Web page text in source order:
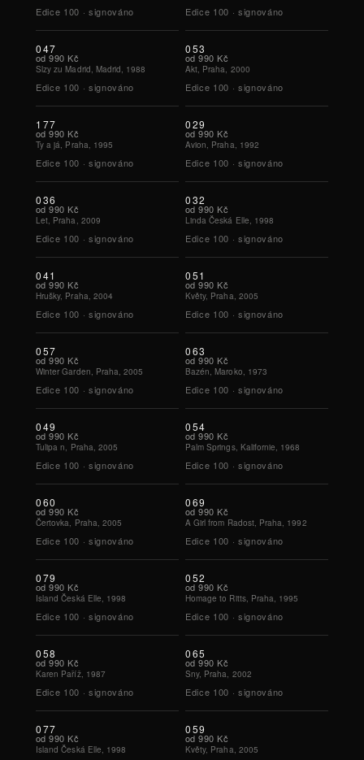
Edice 100 · signováno Edice 100 · signováno
047
od 990 Kč
Slzy zu Madrid, Madrid, 1988
Edice 100 · signováno
053
od 990 Kč
Akt, Praha, 2000
Edice 100 · signováno
177
od 990 Kč
Ty a já, Praha, 1995
Edice 100 · signováno
029
od 990 Kč
Avion, Praha, 1992
Edice 100 · signováno
036
od 990 Kč
Let, Praha, 2009
Edice 100 · signováno
032
od 990 Kč
Linda Česká Elle, 1998
Edice 100 · signováno
041
od 990 Kč
Hrušky, Praha, 2004
Edice 100 · signováno
051
od 990 Kč
Květy, Praha, 2005
Edice 100 · signováno
057
od 990 Kč
Winter Garden, Praha, 2005
Edice 100 · signováno
063
od 990 Kč
Bazén, Maroko, 1973
Edice 100 · signováno
049
od 990 Kč
Tulipa n, Praha, 2005
Edice 100 · signováno
054
od 990 Kč
Palm Springs, Kalifornie, 1968
Edice 100 · signováno
060
od 990 Kč
Čertovka, Praha, 2005
Edice 100 · signováno
069
od 990 Kč
A Girl from Radost, Praha, 1992
Edice 100 · signováno
079
od 990 Kč
Island Česká Elle, 1998
Edice 100 · signováno
052
od 990 Kč
Homage to Ritts, Praha, 1995
Edice 100 · signováno
058
od 990 Kč
Karen Paříž, 1987
Edice 100 · signováno
065
od 990 Kč
Sny, Praha, 2002
Edice 100 · signováno
077
od 990 Kč
Island Česká Elle, 1998
059
od 990 Kč
Květy, Praha, 2005